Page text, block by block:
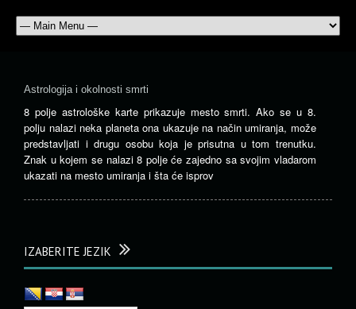
Astrologija i okolnosti smrti
8 polje astrološke karte prikazuje mesto smrti. Ako se u 8.
polju nalazi neka planeta ona ukazuje na način umiranja, može
predstavljati i drugu osobu koja je prisutna u tom trenutku.
Znak u kojem se nalazi 8 polje će zajedno sa svojim vladarom
ukazati na mesto umiranja i šta će isprov
IZABERITE JEZIK